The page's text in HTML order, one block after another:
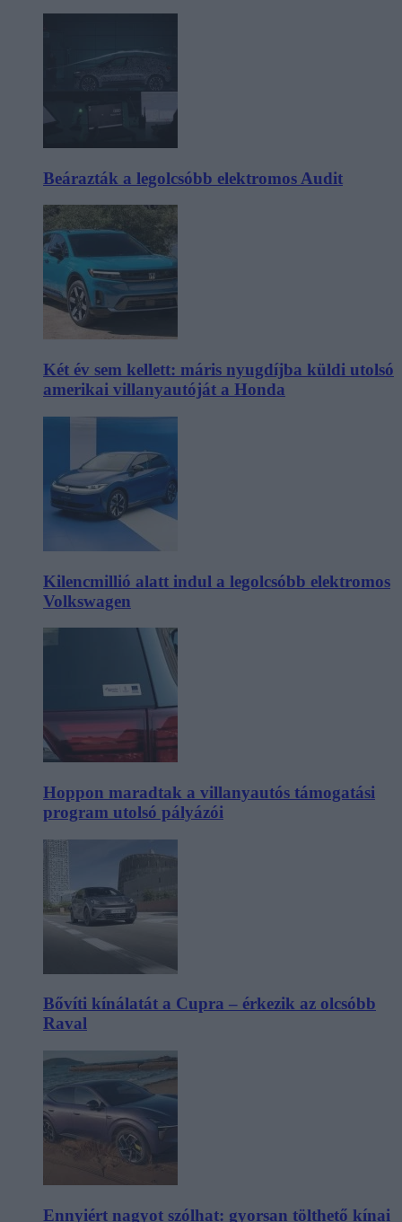
Beárazták a legolcsóbb elektromos Audit
Két év sem kellett: máris nyugdíjba küldi utolsó
amerikai villanyautóját a Honda
Kilencmillió alatt indul a legolcsóbb elektromos
Volkswagen
Hoppon maradtak a villanyautós támogatási
program utolsó pályázói
Bővíti kínálatát a Cupra – érkezik az olcsóbb
Raval
Ennyiért nagyot szólhat: gyorsan tölthető kínai